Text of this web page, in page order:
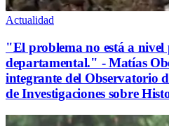
Actualidad
"El problema no está a
departamental." - Matías
integrante del Observatorio
de Investigaciones sobre